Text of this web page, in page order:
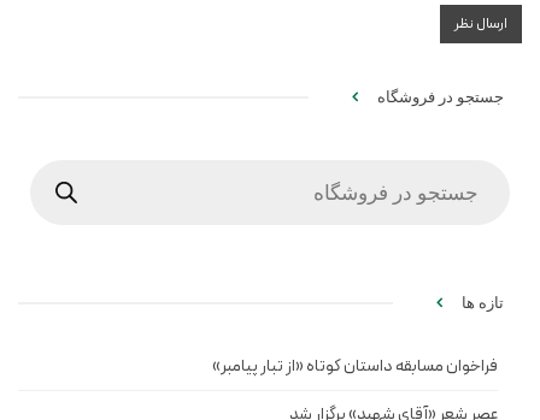
جستجو در فروشگاه
تازه ها
فراخوان مسابقه داستان کوتاه «از تبار پیامبر»
عصر شعر «آقای شهید» برگزار شد